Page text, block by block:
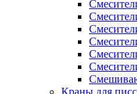
Краны для